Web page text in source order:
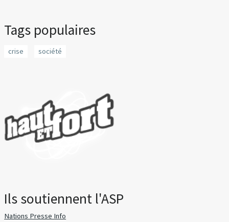
Tags populaires
crise société
Ils soutiennent l'ASP
Nations Presse Info